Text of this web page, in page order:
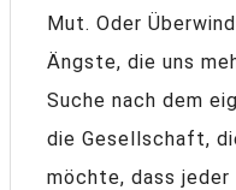
Mut. Oder
Ängste, die uns
Suche nach dem
die Gesellschaft,
möchte, dass